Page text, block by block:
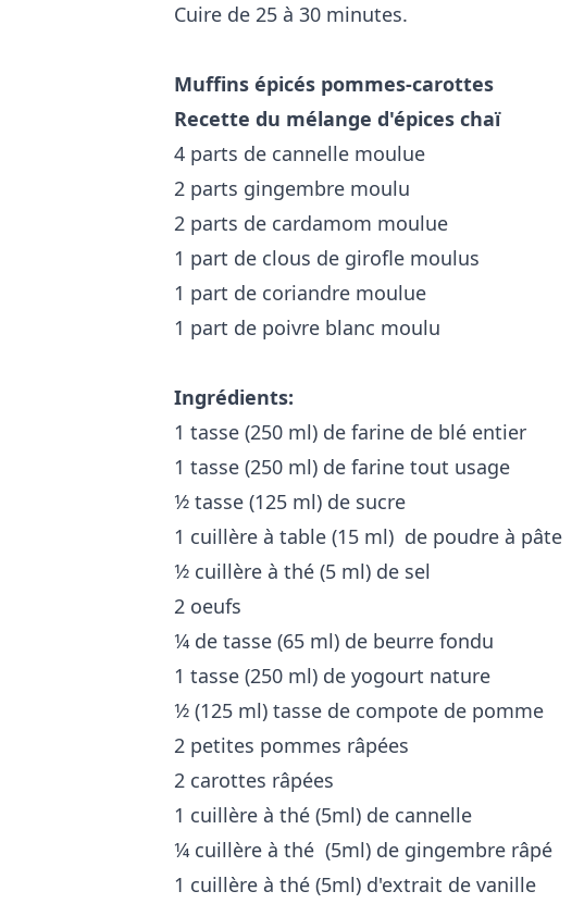
Cuire de 25 à 30 minutes.
Muffins épicés pommes-carottes
Recette du mélange d'épices chaï
4 parts de cannelle moulue
2 parts gingembre moulu
2 parts de cardamom moulue
1 part de clous de girofle moulus
1 part de coriandre moulue
1 part de poivre blanc moulu
Ingrédients:
1 tasse (250 ml) de farine de blé entier
1 tasse (250 ml) de farine tout usage
1⁄2 tasse (125 ml) de sucre
1 cuillère à table (15 ml) de poudre à pâte
1⁄2 cuillère à thé (5 ml) de sel
2 oeufs
1⁄4 de tasse (65 ml) de beurre fondu
1 tasse (250 ml) de yogourt nature
1⁄2 (125 ml) tasse de compote de pomme
2 petites pommes râpées
2 carottes râpées
1 cuillère à thé (5ml) de cannelle
1⁄4 cuillère à thé (5ml) de gingembre râpé
1 cuillère à thé (5ml) d'extrait de vanille